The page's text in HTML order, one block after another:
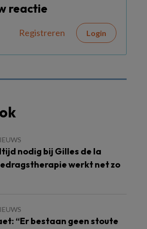
reactie
Registreren Login
nodig bij Gilles de la
werkt net zo
“Er bestaan geen stoute